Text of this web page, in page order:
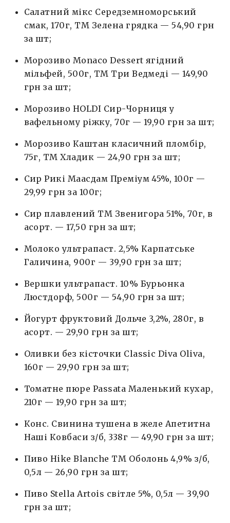
Салатний мікс Середземноморський
смак, 170г, ТМ Зелена грядка — 54,90 грн
за шт;
Морозиво Monaco Dessert ягідний
мільфей, 500г, ТМ Три Ведмеді — 149,90
грн за шт;
Морозиво HOLDI Сир-Чорниця у
вафельному ріжку, 70г — 19,90 грн за шт;
Морозиво Каштан класичний пломбір,
75г, ТМ Хладик — 24,90 грн за шт;
Сир Рикі Маасдам Преміум 45%, 100г —
29,99 грн за 100г;
Сир плавлений ТМ Звенигора 51%, 70г, в
асорт. — 17,50 грн за шт;
Молоко ультрапаст. 2,5% Карпатське
Галичина, 900г — 39,90 грн за шт;
Вершки ультрапаст. 10% Бурьонка
Люстдорф, 500г — 54,90 грн за шт;
Йогурт фруктовий Дольче 3,2%, 280г, в
асорт. — 29,90 грн за шт;
Оливки без кісточки Classic Diva Oliva,
160г — 29,90 грн за шт;
Томатне пюре Passata Маленький кухар,
210г — 19,90 грн за шт;
Конс. Свинина тушена в желе Апетитна
Наші Ковбаси з/б, 338г — 49,90 грн за шт;
Пиво Hike Blanche ТМ Оболонь 4,9% з/б,
0,5л — 26,90 грн за шт;
Пиво Stella Artois світле 5%, 0,5л — 39,90
грн за шт;